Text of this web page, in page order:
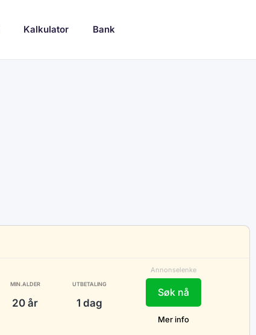
Kalkulator Bank
MIN.ALDER
20 år
UTBETALING
1 dag
Annonselenke
Søk nå
Mer info